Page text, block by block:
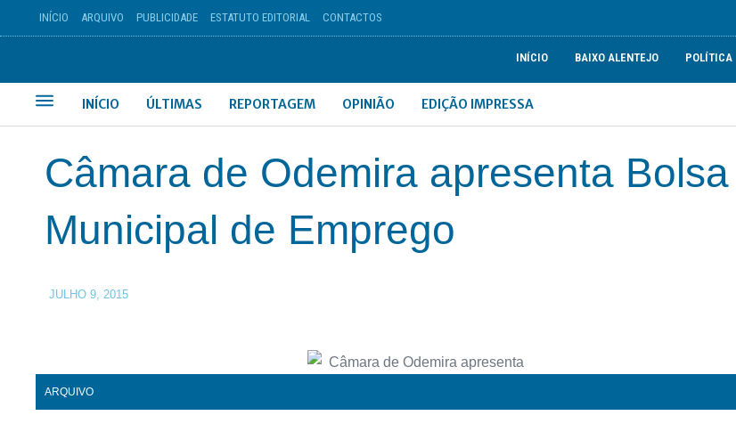
INÍCIO ARQUIVO PUBLICIDADE ESTATUTO EDITORIAL CONTACTOS
INÍCIO BAIXO ALENTEJO POLÍTICA
INÍCIO ÚLTIMAS REPORTAGEM OPINIÃO EDIÇÃO IMPRESSA
Câmara de Odemira apresenta Bolsa
Municipal de Emprego
JULHO 9, 2015
ARQUIVO